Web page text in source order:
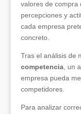
valores de compra
percepciones y
cada empresa
concreto.
Tras el análisis de
competencia, un
empresa pueda
competidores.
Para analizar